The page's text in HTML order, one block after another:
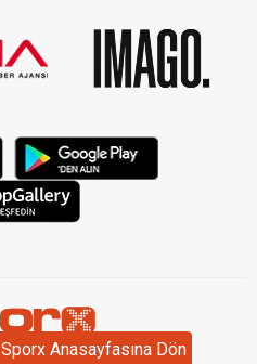
Sporx Anasayfasına Dön
Sporx Anasayfasına Dön